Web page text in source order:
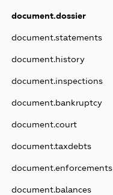
document.dossier
document.statements
document.history
document.inspections
document.bankruptcy
document.court
document.taxdebts
document.enforcements
document.balances